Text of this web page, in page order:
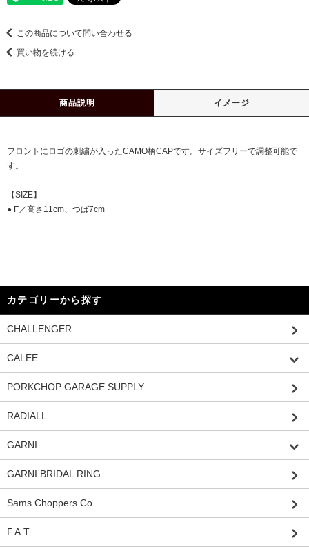
この商品について問い合わせる
買い物を続ける
商品説明 イメージ
フロントにロゴの刺繍が入ったCAMO柄CAPです。サイズフリーで調整可能で
す。
【SIZE】
● F／高さ11cm、つば7cm
カテゴリーから探す
CHALLENGER
CALEE
PORKCHOP GARAGE SUPPLY
RADIALL
GARNI
GARNI BRIDAL RING
Sams Choppers Co.
F.A.T.